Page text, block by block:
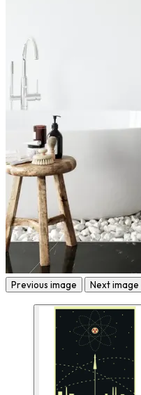
Previous image Next image